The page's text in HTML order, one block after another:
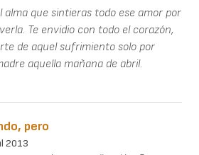
alma que sintieras todo ese amor por
Te envidio con todo el corazón,
de aquel sufrimiento solo por
aquella mañana de abril.
pero
2013